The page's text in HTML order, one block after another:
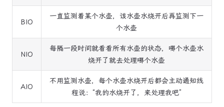
BIO
一直监测着某个水壶，该水壶水烧开后再监测下一
个水壶
NIO
每隔一段时间就看看所有水壶的状态，哪个水壶水
烧开了就去处理哪个水壶
AIO
不用监测水壶，每个水壶水烧开后都会主动通知线
程说：“我的水烧开了，来处理我吧”